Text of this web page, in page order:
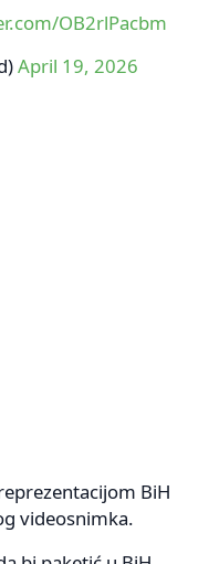
OB2rlPacbm
April 19, 2026
BiH
videosnimka.